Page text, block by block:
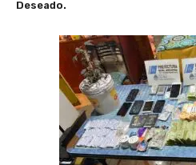
Deseado.